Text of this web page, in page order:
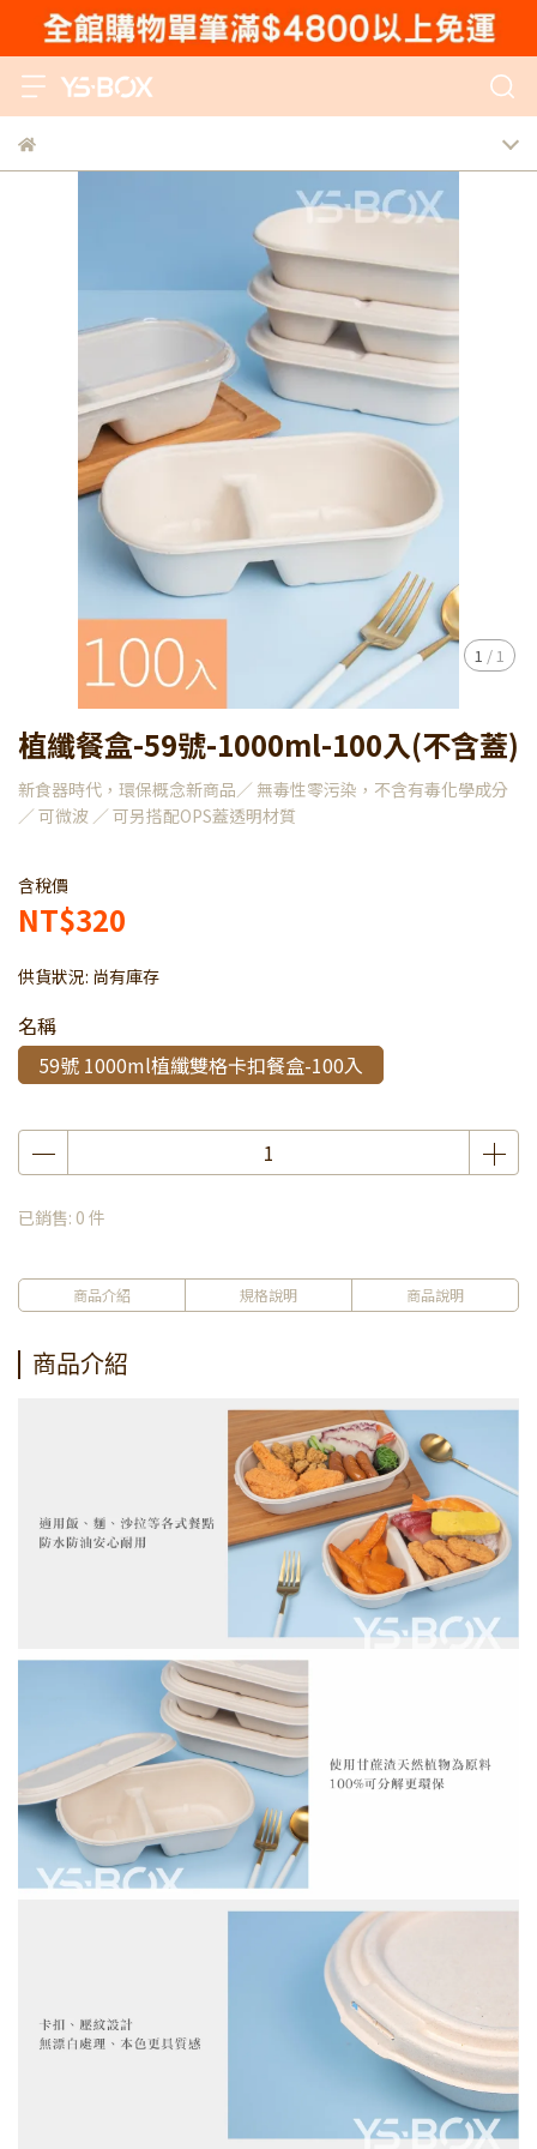
1 / 1
植纖餐盒-59號-1000ml-100入(不含蓋)
新食器時代，環保概念新商品／ 無毒性零污染，不含有毒化學成分
／ 可微波 ／ 可另搭配OPS蓋透明材質
含稅價
NT$320
供貨狀況: 尚有庫存
名稱
59號 1000ml植纖雙格卡扣餐盒-100入
已銷售: 0 件
商品介紹 規格說明 商品說明
商品介紹